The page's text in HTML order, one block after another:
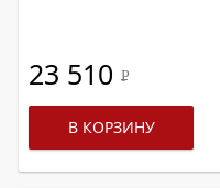
23 510 Р
В КОРЗИНУ